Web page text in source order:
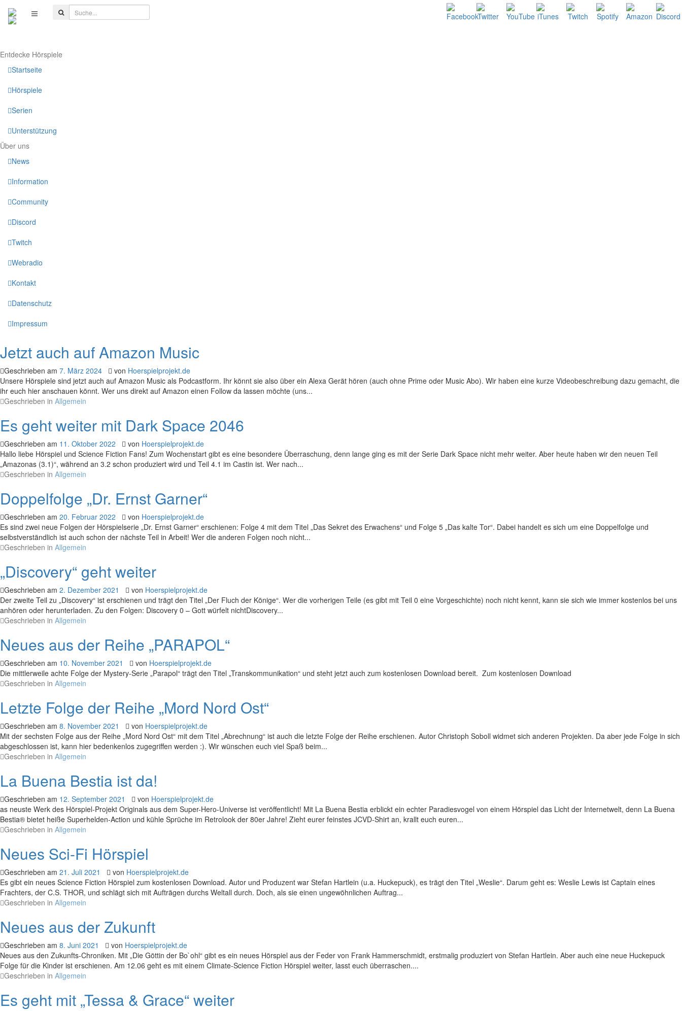
Entdecke Hörspiele
Startseite
Hörspiele
Serien
Unterstützung
Über uns
News
Information
Community
Discord
Twitch
Webradio
Kontakt
Datenschutz
Impressum
Jetzt auch auf Amazon Music
Geschrieben am 7. März 2024 von Hoerspielprojekt.de
Unsere Hörspiele sind jetzt auch auf Amazon Music als Podcastform. Ihr könnt sie also über ein Alexa Gerät hören (auch ohne Prime oder Music Abo). Wir haben eine kurze Videobeschreibung dazu gemacht, die
ihr euch hier anschauen könnt. Wer uns direkt auf Amazon einen Follow da lassen möchte (uns...
Geschrieben in Allgemein
Es geht weiter mit Dark Space 2046
Geschrieben am 11. Oktober 2022 von Hoerspielprojekt.de
Hallo liebe Hörspiel und Science Fiction Fans! Zum Wochenstart gibt es eine besondere Überraschung, denn lange ging es mit der Serie Dark Space nicht mehr weiter. Aber heute haben wir den neuen Teil
„Amazonas (3.1)“, während an 3.2 schon produziert wird und Teil 4.1 im Castin ist. Wer nach...
Geschrieben in Allgemein
Doppelfolge „Dr. Ernst Garner“
Geschrieben am 20. Februar 2022 von Hoerspielprojekt.de
Es sind zwei neue Folgen der Hörspielserie „Dr. Ernst Garner“ erschienen: Folge 4 mit dem Titel „Das Sekret des Erwachens“ und Folge 5 „Das kalte Tor“. Dabei handelt es sich um eine Doppelfolge und
selbstverständlich ist auch schon der nächste Teil in Arbeit! Wer die anderen Folgen noch nicht...
Geschrieben in Allgemein
„Discovery“ geht weiter
Geschrieben am 2. Dezember 2021 von Hoerspielprojekt.de
Der zweite Teil zu „Discovery“ ist erschienen und trägt den Titel „Der Fluch der Könige“. Wer die vorherigen Teile (es gibt mit Teil 0 eine Vorgeschichte) noch nicht kennt, kann sie sich wie immer kostenlos bei uns
anhören oder herunterladen. Zu den Folgen: Discovery 0 – Gott würfelt nichtDiscovery...
Geschrieben in Allgemein
Neues aus der Reihe „PARAPOL“
Geschrieben am 10. November 2021 von Hoerspielprojekt.de
Die mittlerweile achte Folge der Mystery-Serie „Parapol“ trägt den Titel „Transkommunikation“ und steht jetzt auch zum kostenlosen Download bereit. Zum kostenlosen Download
Geschrieben in Allgemein
Letzte Folge der Reihe „Mord Nord Ost“
Geschrieben am 8. November 2021 von Hoerspielprojekt.de
Mit der sechsten Folge aus der Reihe „Mord Nord Ost“ mit dem Titel „Abrechnung“ ist auch die letzte Folge der Reihe erschienen. Autor Christoph Soboll widmet sich anderen Projekten. Da aber jede Folge in sich
abgeschlossen ist, kann hier bedenkenlos zugegriffen werden :). Wir wünschen euch viel Spaß beim...
Geschrieben in Allgemein
La Buena Bestia ist da!
Geschrieben am 12. September 2021 von Hoerspielprojekt.de
as neuste Werk des Hörspiel-Projekt Originals aus dem Super-Hero-Universe ist veröffentlicht! Mit La Buena Bestia erblickt ein echter Paradiesvogel von einem Hörspiel das Licht der Internetwelt, denn La Buena
Bestia® bietet heiße Superhelden-Action und kühle Sprüche im Retrolook der 80er Jahre! Zieht eurer feinstes JCVD-Shirt an, krallt euch euren...
Geschrieben in Allgemein
Neues Sci-Fi Hörspiel
Geschrieben am 21. Juli 2021 von Hoerspielprojekt.de
Es gibt ein neues Science Fiction Hörspiel zum kostenlosen Download. Autor und Produzent war Stefan Hartlein (u.a. Huckepuck), es trägt den Titel „Weslie“. Darum geht es: Weslie Lewis ist Captain eines
Frachters, der C.S. THOR, und schlägt sich mit Aufträgen durchs Weltall durch. Doch, als sie einen ungewöhnlichen Auftrag...
Geschrieben in Allgemein
Neues aus der Zukunft
Geschrieben am 8. Juni 2021 von Hoerspielprojekt.de
Neues aus den Zukunfts-Chroniken. Mit „Die Göttin der Bo`ohl“ gibt es ein neues Hörspiel aus der Feder von Frank Hammerschmidt, erstmalig produziert von Stefan Hartlein. Aber auch eine neue Huckepuck
Folge für die Kinder ist erschienen. Am 12.06 geht es mit einem Climate-Science Fiction Hörspiel weiter, lasst euch überraschen....
Geschrieben in Allgemein
Es geht mit „Tessa & Grace“ weiter